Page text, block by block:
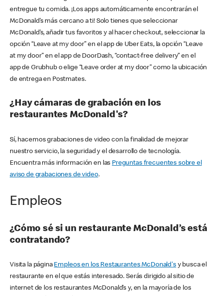
entregue tu comida. ¡Los apps automáticamente encontrarán el
McDonald’s más cercano a ti! Solo tienes que seleccionar
McDonald’s, añadir tus favoritos y al hacer checkout, seleccionar la
opción “Leave at my door” en el app de Uber Eats, la opción “Leave
at my door” en el app de DoorDash, “contact-free delivery” en el
app de Grubhub o elige “Leave order at my door” como la ubicación
de entrega en Postmates.
¿Hay cámaras de grabación en los
restaurantes McDonald's?
Sí, hacemos grabaciones de video con la finalidad de mejorar
nuestro servicio, la seguridad y el desarrollo de tecnología.
Encuentra más información en las Preguntas frecuentes sobre el
aviso de grabaciones de video.
Empleos
¿Cómo sé si un restaurante McDonald’s está
contratando?
Visita la página Empleos en los Restaurantes McDonald'sy busca el
restaurante en el que estás interesado. Serás dirigido al sitio de
internet de los restaurantes McDonald’s y, en la mayoría de los